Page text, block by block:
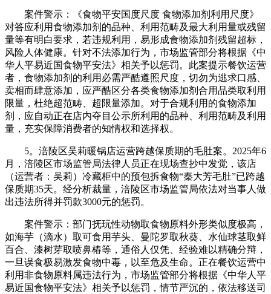
案件警示：《食物平安国度尺度 食物添加剂利用尺度》
对答应利用食物添加剂的品种、利用范畴及最大利用量或残留
量等有明白要求，若违规利用，易形成食物添加剂残留超标，
风险人体健康。针对不法添加行为，市场监管部分将根据《中
华人平易近国食物平安法》相关予以惩罚。此案提示餐饮运营
者，食物添加剂的利用必需严酷遵照尺度，切勿为逃求口感、
卖相而肆意添加，应严酷区分各类食物添加剂合用品类取利用
限量，杜绝超范畴、超限量添加。对于合规利用的食物添加
剂，应自动正在店内夺目公示所利用的品种、利用范畴及利用
量，充实保障消费者的知情权和选择权。
5。涪陵区吴莉暖锅店运营跨越保质期的毛肚案。2025年6
月，涪陵区市场监管局法律人员正在现场查抄中发觉，该店
（运营者：吴莉）冷藏柜中的预包拆食物“秦大芳毛肚”已跨越
保质期35天。经分析裁量，涪陵区市场监管局依法对当事人做
出违法所得并罚款3000元的惩罚。
案件警示：部门抚玩性动物取食物原料外形类似度极高，
如海芋（滴水）取可食用芋头、曼陀罗取秋葵、水仙球茎取鲜
百合、漆树芽取喷鼻椿等，通俗人仅凭、经验难以精确分辩，
一旦误食极易激发食物中毒，以至危及生命。正在餐饮运营中
利用非食物原料属违法行为，市场监管部分将根据《中华人平
易近国食物平安法》相关予以惩罚，情节严沉的，依法移送司